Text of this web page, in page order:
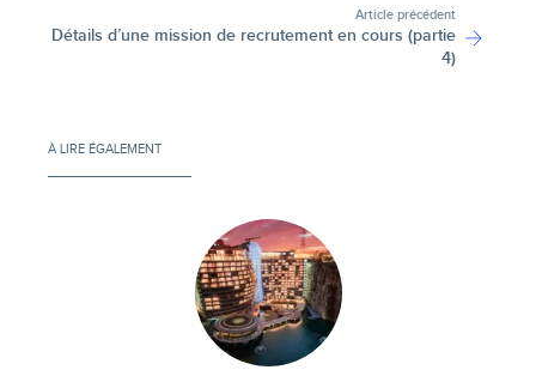
Article précédent
Détails d’une mission de recrutement en cours (partie
4)
À LIRE ÉGALEMENT